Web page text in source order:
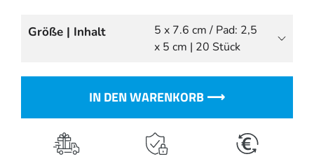
Größe | Inhalt
IN DEN WARENKORB ⟶